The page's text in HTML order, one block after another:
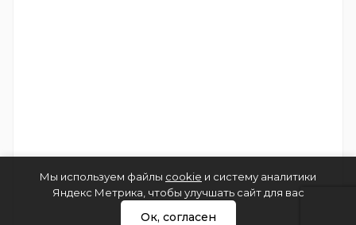
Мы используем файлы cookie и систему аналитики
Яндекс Метрика, чтобы улучшать сайт для вас
Ок, согласен